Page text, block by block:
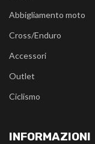
Abbigliamento moto
Cross/Enduro
Accessori
Outlet
Ciclismo
INFORMAZIONI